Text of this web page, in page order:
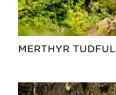
MERTHYR TUDFUL